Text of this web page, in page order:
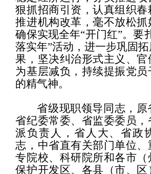
狠抓招商引资，认真组织
推进机构改革，毫不放松抓
确保实现全年“开门红”。要
落实年”活动，进一步巩固
果，坚决纠治形式主义、
为基层减负，持续提振党
的精气神。
省级现职领导同志，原
省纪委常委、省监委委员
派负责人，省人大、省政
志，中省直有关部门单位
专院校、科研院所和各市（
保护开发区、各县（市、